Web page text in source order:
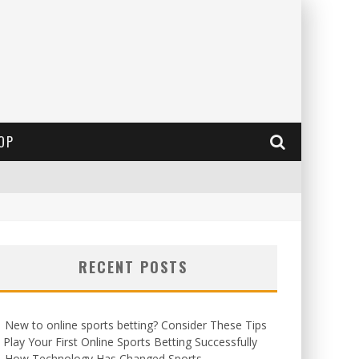
RECENT POSTS
New to online sports betting? Consider These Tips
Your First Online Sports Betting Successfully